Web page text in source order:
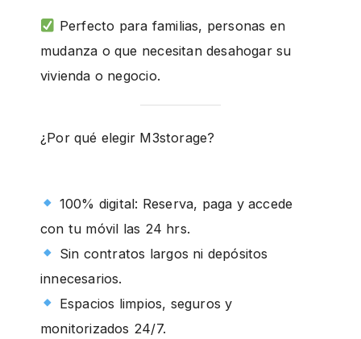
Perfecto para familias, personas en
mudanza o que necesitan desahogar su
vivienda o negocio.
¿Por qué elegir M3storage?
100% digital: Reserva, paga y accede
con tu móvil las 24 hrs.
Sin contratos largos ni depósitos
innecesarios.
Espacios limpios, seguros y
monitorizados 24/7.